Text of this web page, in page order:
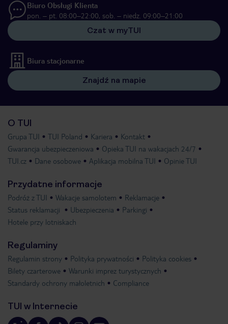
Biuro Obsługi Klienta
pon. – pt. 08:00–22:00, sob. – niedz. 09:00–21:00
Czat w myTUI
Biura stacjonarne
Znajdź na mapie
O TUI
Grupa TUI TUI Poland Kariera
Kontakt
Gwarancja ubezpieczeniowa
Opieka TUI na wakacjach 24/7
TUI.cz
Dane osobowe Aplikacja mobilna TUI Opinie TUI
Przydatne informacje
Podróż z TUI Wakacje samolotem
Reklamacje
Status reklamacji
Ubezpieczenia
Parkingi
Hotele przy lotniskach
Regulaminy
Regulamin strony Polityka prywatności
Polityka cookies
Bilety czarterowe
Warunki imprez turystycznych
Standardy ochrony małoletnich
Compliance
TUI w Internecie